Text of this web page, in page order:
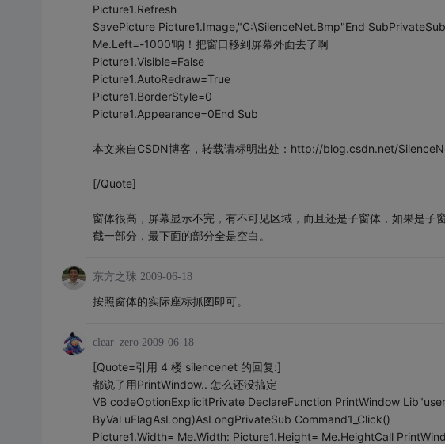
Picture1.Refresh
SavePicture Picture1.Image,"C:\SilenceNet.Bmp"End
Me.Left=-1000'呐！把窗口移到屏幕外面去了啊
Picture1.Visible=False
Picture1.AutoRedraw=True
Picture1.BorderStyle=0
Picture1.Appearance=0End Sub
本文来自CSDN博客，转载请标明出处：http://blog.csdn.net/
[/Quote]
窗体很高，屏幕显示不完，有不可见区域，而且还是子窗体，如果是
截一部分，最下面的部分全是空白。
东方之珠 2009-06-18
按照窗体的实际座标抓图即可。
clear_zero 2009-06-18
[Quote=引用 4 楼 silencenet 的回复:]
都说了用PrintWindow.. 怎么还没搞定
VB codeOptionExplicitPrivate DeclareFunction PrintWindow
ByVal uFlagAsLong)AsLongPrivateSub Command1_Click()
Picture1.Width= Me.Width: Picture1.Height= Me.HeightCall